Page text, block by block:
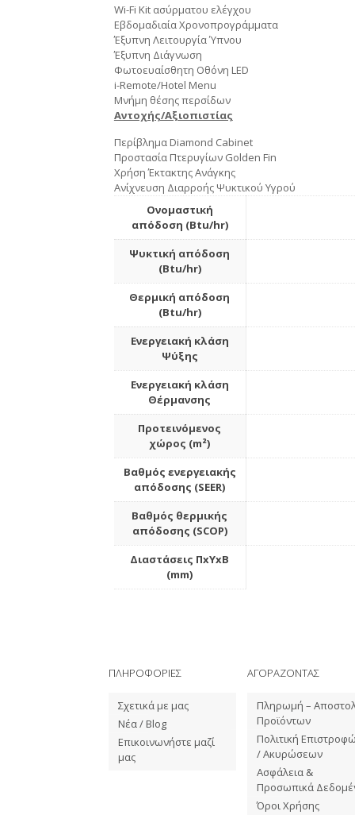
Wi-Fi Kit ασύρματου ελέγχου
Εβδομαδιαία Χρονοπρογράμματα
Έξυπνη Λειτουργία Ύπνου
Έξυπνη Διάγνωση
Φωτοευαίσθητη Οθόνη LED
i-Remote/Hotel Menu
Μνήμη θέσης περσίδων
Αντοχής/Αξιοπιστίας
Περίβλημα Diamond Cabinet
Προστασία Πτερυγίων Golden Fin
Χρήση Έκτακτης Ανάγκης
Ανίχνευση Διαρροής Ψυκτικού Υγρού
Ονομαστική
απόδοση (Btu/hr)
Ψυκτική απόδοση
(Btu/hr)
Θερμική απόδοση
(Btu/hr)
Ενεργειακή κλάση
Ψύξης
Ενεργειακή κλάση
Θέρμανσης
Προτεινόμενος
χώρος (m²)
Βαθμός ενεργειακής
απόδοσης (SEER)
Βαθμός θερμικής
απόδοσης (SCOP)
Διαστάσεις ΠxΥxΒ
(mm)
ΠΛΗΡΟΦΟΡΙΕΣ
Σχετικά με μας
Νέα / Blog
Επικοινωνήστε μαζί
μας
ΑΓΟΡΑΖΟΝΤΑΣ
Πληρωμή –
Προϊόντων
Πολιτική
/ Ακυρώσεων
Ασφάλεια &
Προσωπικά
Όροι Χρήσης